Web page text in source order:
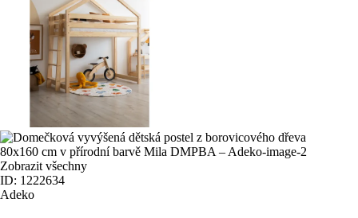
Zobrazit všechny
ID: 1222634
Adeko